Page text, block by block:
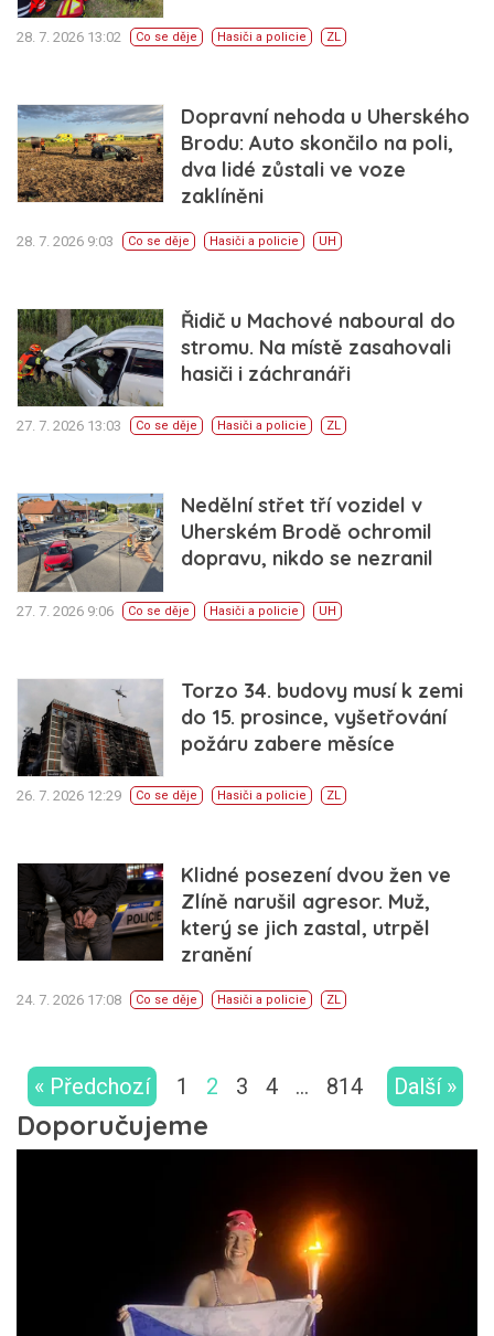
28. 7. 2026 13:02 Co se děje Hasiči a policie ZL
Dopravní nehoda u Uherského
Brodu: Auto skončilo na poli,
dva lidé zůstali ve voze
zaklíněni
28. 7. 2026 9:03 Co se děje Hasiči a policie UH
Řidič u Machové naboural do
stromu. Na místě zasahovali
hasiči i záchranáři
27. 7. 2026 13:03 Co se děje Hasiči a policie ZL
Nedělní střet tří vozidel v
Uherském Brodě ochromil
dopravu, nikdo se nezranil
27. 7. 2026 9:06 Co se děje Hasiči a policie UH
Torzo 34. budovy musí k zemi
do 15. prosince, vyšetřování
požáru zabere měsíce
26. 7. 2026 12:29 Co se děje Hasiči a policie ZL
Klidné posezení dvou žen ve
Zlíně narušil agresor. Muž,
který se jich zastal, utrpěl
zranění
24. 7. 2026 17:08 Co se děje Hasiči a policie ZL
« Předchozí 1 2 3 4 … 814 Další »